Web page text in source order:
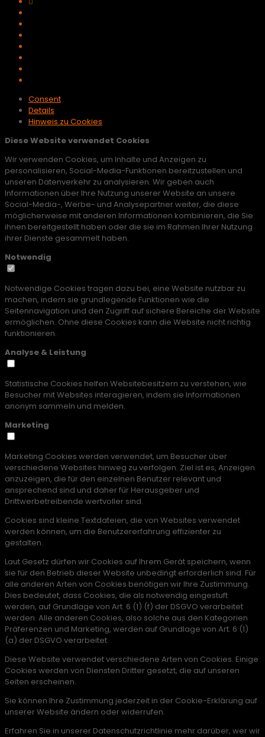
Consent
Details
Hinweis zu Cookies
Diese Website verwendet Cookies
Wir verwenden Cookies, um Inhalte und Anzeigen zu
personalisieren, Social-Media-Funktionen bereitzustellen und
unseren Datenverkehr zu analysieren. Wir geben auch
Informationen über Ihre Nutzung unserer Website an unsere
Social-Media-, Werbe- und Analysepartner weiter, die diese
möglicherweise mit anderen Informationen kombinieren, die Sie
ihnen bereitgestellt haben oder die sie im Rahmen Ihrer Nutzung
ihrer Dienste gesammelt haben.
Notwendig
Notwendige Cookies tragen dazu bei, eine Website nutzbar zu
machen, indem sie grundlegende Funktionen wie die
Seitennavigation und den Zugriff auf sichere Bereiche der Website
ermöglichen. Ohne diese Cookies kann die Website nicht richtig
funktionieren.
Analyse & Leistung
Statistische Cookies helfen Websitebesitzern zu verstehen, wie
Besucher mit Websites interagieren, indem sie Informationen
anonym sammeln und melden.
Marketing
Marketing Cookies werden verwendet, um Besucher über
verschiedene Websites hinweg zu verfolgen. Ziel ist es, Anzeigen
anzuzeigen, die für den einzelnen Benutzer relevant und
ansprechend sind und daher für Herausgeber und
Drittwerbetreibende wertvoller sind.
Cookies sind kleine Textdateien, die von Websites verwendet
werden können, um die Benutzererfahrung effizienter zu
gestalten.
Laut Gesetz dürfen wir Cookies auf Ihrem Gerät speichern, wenn
sie für den Betrieb dieser Website unbedingt erforderlich sind. Für
alle anderen Arten von Cookies benötigen wir Ihre Zustimmung.
Dies bedeutet, dass Cookies, die als notwendig eingestuft
werden, auf Grundlage von Art. 6 (1) (f) der DSGVO verarbeitet
werden. Alle anderen Cookies, also solche aus den Kategorien
Präferenzen und Marketing, werden auf Grundlage von Art. 6 (1)
(a) der DSGVO verarbeitet.
Diese Website verwendet verschiedene Arten von Cookies. Einige
Cookies werden von Diensten Dritter gesetzt, die auf unseren
Seiten erscheinen.
Sie können Ihre Zustimmung jederzeit in der Cookie-Erklärung auf
unserer Website ändern oder widerrufen.
Erfahren Sie in unserer Datenschutzrichtlinie mehr darüber, wer wir